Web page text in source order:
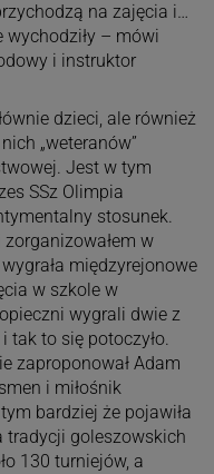
na zajęcia i…
wychodziły – mówi
i instruktor
dzieci, ale również
„weteranów”
Jest w tym
SSz Olimpia
stosunek.
w
międzyrejonowe
w szkole w
wygrali dwie z
tak to się potoczyło.
zaproponował Adam
i miłośnik
bardziej że pojawiła
tradycji goleszowskich
130 turniejów, a